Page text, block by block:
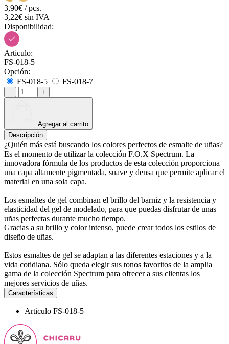
3,90€ / pcs.
3,22€ sin IVA
Disponibilidad:
Articulo:
FS-018-5
Opción:
FS-018-5
FS-018-7
− +
Agregar al carrito
Descripción
¿Quién más está buscando los colores perfectos de esmalte de uñas?
Es el momento de utilizar la colección F.O.X Spectrum. La
innovadora fórmula de los productos de esta colección proporciona
una capa altamente pigmentada, suave y densa que permite aplicar el
material en una sola capa.
Los esmaltes de gel combinan el brillo del barniz y la resistencia y
elasticidad del gel de modelado, para que puedas disfrutar de unas
uñas perfectas durante mucho tiempo.
Gracias a su brillo y color intenso, puede crear todos los estilos de
diseño de uñas.
Estos esmaltes de gel se adaptan a las diferentes estaciones y a la
vida cotidiana. Sólo queda elegir sus tonos favoritos de la amplia
gama de la colección Spectrum para ofrecer a sus clientas los
mejores servicios de uñas.
Características
Articulo FS-018-5